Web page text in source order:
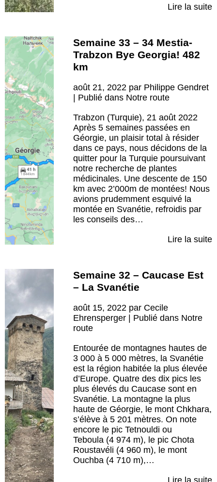
Lire la suite
Semaine 33 – 34 Mestia-
Trabzon Bye Georgia! 482
km
août 21, 2022 par Philippe Gendret
| Publié dans Notre route
Trabzon (Turquie), 21 août 2022
Après 5 semaines passées en
Géorgie, un plaisir total à résider
dans ce pays, nous décidons de la
quitter pour la Turquie poursuivant
notre recherche de plantes
médicinales. Une descente de 150
km avec 2’000m de montées! Nous
avions prudemment esquivé la
montée en Svanétie, refroidis par
les conseils des…
Lire la suite
Semaine 32 – Caucase Est
– La Svanétie
août 15, 2022 par Cecile
Ehrensperger | Publié dans Notre
route
Entourée de montagnes hautes de
3 000 à 5 000 mètres, la Svanétie
est la région habitée la plus élevée
d’Europe. Quatre des dix pics les
plus élevés du Caucase sont en
Svanétie. La montagne la plus
haute de Géorgie, le mont Chkhara,
s’élève à 5 201 mètres. On note
encore le pic Tetnouldi ou
Teboula (4 974 m), le pic Chota
Roustavéli (4 960 m), le mont
Ouchba (4 710 m),…
Lire la suite